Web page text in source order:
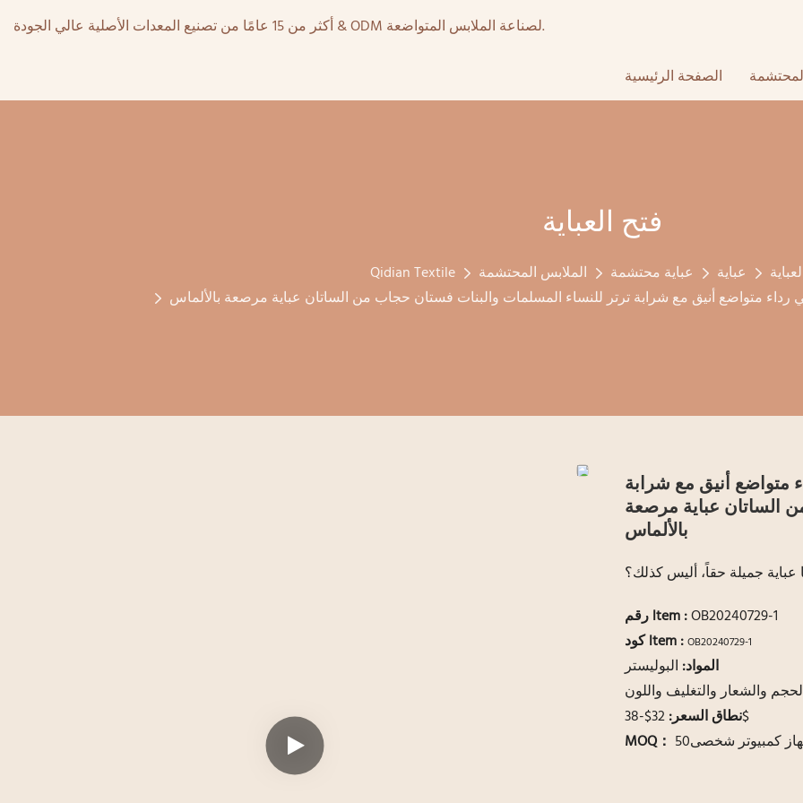
أكثر من 15 عامًا من تصنيع المعدات الأصلية عالي الجودة & ODM لصناعة الملابس المتواضعة.
الصفحة الرئيسية
فتح العباية
Qidian Textile الملابس المحتشمة عباية محتشمة عباية
دبي رداء متواضع أنيق مع شرابة
الساتان عباية مرصعة
بالألماس
عباية جميلة حقاً، أليس كذلك؟
رقم ltem:OB20240729-1
كود ltem : OB20240729-1
المواد: البوليستر
والشعار والتغليف واللون
نطاق السعر:32$-38$
MOQ：
كمبيوتر شخصى50